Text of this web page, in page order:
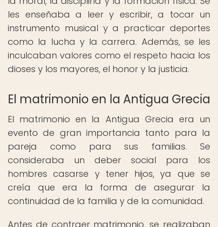
les enseñaba a leer y escribir, a tocar un
instrumento musical y a practicar deportes
como la lucha y la carrera. Además, se les
inculcaban valores como el respeto hacia los
dioses y los mayores, el honor y la justicia.
El matrimonio en la Antigua Grecia
El matrimonio en la Antigua Grecia era un
evento de gran importancia tanto para la
pareja como para sus familias. Se
consideraba un deber social para los
hombres casarse y tener hijos, ya que se
creía que era la forma de asegurar la
continuidad de la familia y de la comunidad.
Antes de contraer matrimonio, se realizaban